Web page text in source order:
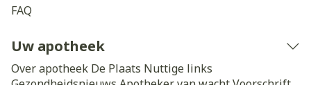
FAQ
Uw apotheek
Over apotheek De Plaats Nuttige links